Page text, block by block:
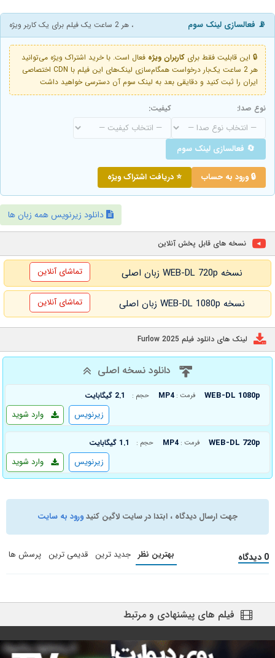
📡 فعالسازی لینک سوم ، هر 2 ساعت یک فیلم برای یک کاربر ویژه
🔒 این قابلیت فقط برای کاربران ویژه فعال است. با خرید اشتراک ویژه می‌توانید
هر 2 ساعت یک‌بار درخواست همگام‌سازی لینک‌های این فیلم با CDN اختصاصی
ایران را ثبت کنید و دقایقی بعد به لینک سوم آن دسترسی خواهید داشت
نوع صدا: کیفیت:
🔄 فعالسازی لینک سوم
🔒 ورود به حساب ⭐ دریافت اشتراک ویژه
دانلود زیرنویس همه زبان ها
نسخه های قابل پخش آنلاین
نسخه WEB-DL 720p زبان اصلی تماشای آنلاین
نسخه WEB-DL 1080p زبان اصلی تماشای آنلاین
لینک های دانلود فیلم Furlow 2025
دانلود نسخه اصلی
WEB-DL 1080p فرمت : MP4 حجم : 2.1 گیگابایت
وارد شوید زیرنویس
WEB-DL 720p فرمت : MP4 حجم : 1.1 گیگابایت
وارد شوید زیرنویس
جهت ارسال دیدگاه ، ابتدا در سایت لاگین کنیدورود به سایت
0 دیدگاه بهترین نظر جدید ترین قدیمی ترین پرسش ها
فیلم های پیشنهادی و مرتبط